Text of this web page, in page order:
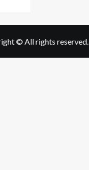
© All rights reserved.